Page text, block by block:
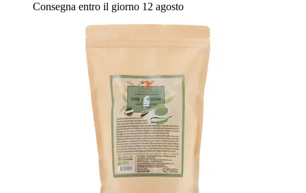
Consegna entro il giorno 12 agosto